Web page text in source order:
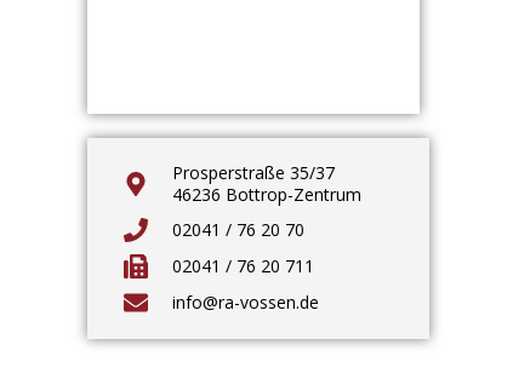
Prosperstraße 35/37
46236 Bottrop-Zentrum
02041 / 76 20 70
02041 / 76 20 711
info@ra-vossen.de